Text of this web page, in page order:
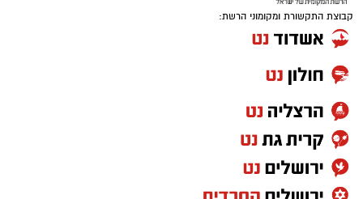
עקבו בפייסבוק
עקבו באינסטגרם
נדל"ן באשדוד